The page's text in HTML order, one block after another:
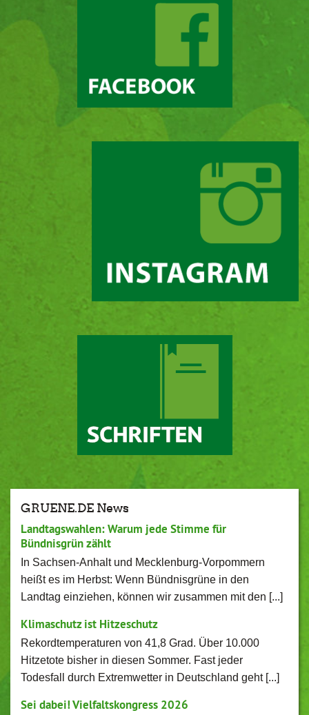
GRUENE.DE News
Landtagswahlen: Warum jede Stimme für
Bündnisgrün zählt
In Sachsen-Anhalt und Mecklenburg-Vorpommern
heißt es im Herbst: Wenn Bündnisgrüne in den
Landtag einziehen, können wir zusammen mit den [...]
Klimaschutz ist Hitzeschutz
Rekordtemperaturen von 41,8 Grad. Über 10.000
Hitzetote bisher in diesen Sommer. Fast jeder
Todesfall durch Extremwetter in Deutschland geht [...]
Sei dabei! Vielfaltskongress 2026